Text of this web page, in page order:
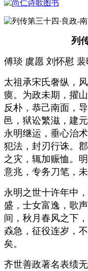
列
傅琰 虞愿 刘怀慰
太祖承宋氏奢纵，
瘼。为政未期，擢
反朴，恭己南面，
邑，狱讼繁滋，建
永明继运，垂心治
犯法，封刃行诛。
之灾，辄加赈恤。
意兆，专务刀笔，
永明之世十许年中
盛，士女富逸，歌
间，秋月春风之下
猋急，征役连岁，
矣。
齐世善政著名表绩